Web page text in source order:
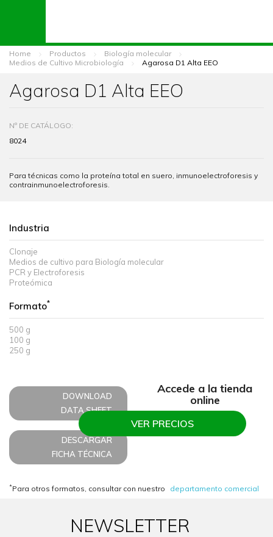
Home Productos
Biología molecular
Medios de Cultivo Microbiología
Agarosa D1 Alta EEO
Agarosa D1 Alta EEO
Nº DE CATÁLOGO:
8024
Para técnicas como la proteína total en suero, inmunoelectroforesis y
contrainmunoelectroforesis.
Industria
Clonaje
Medios de cultivo para Biología molecular
PCR y Electroforesis
Proteómica
Formato*
500 g
100 g
250 g
DOWNLOAD
DATA SHEET
DESCARGAR
FICHA TÉCNICA
Accede a la tienda
online
VER PRECIOS
*Para otros formatos, consultar con nuestro departamento comercial
NEWSLETTER